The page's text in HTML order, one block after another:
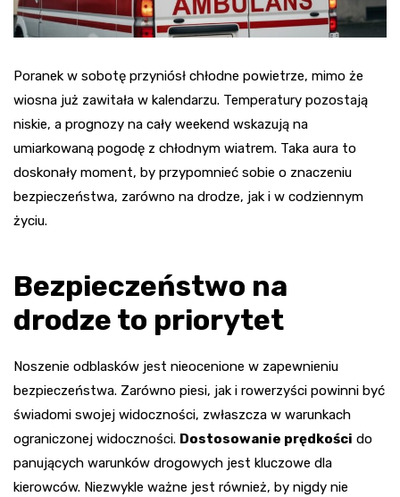
Poranek w sobotę przyniósł chłodne powietrze, mimo że
wiosna już zawitała w kalendarzu. Temperatury pozostają
niskie, a prognozy na cały weekend wskazują na
umiarkowaną pogodę z chłodnym wiatrem. Taka aura to
doskonały moment, by przypomnieć sobie o znaczeniu
bezpieczeństwa, zarówno na drodze, jak i w codziennym
życiu.
Bezpieczeństwo na
drodze to priorytet
Noszenie odblasków jest nieocenione w zapewnieniu
bezpieczeństwa. Zarówno piesi, jak i rowerzyści powinni być
świadomi swojej widoczności, zwłaszcza w warunkach
ograniczonej widoczności. Dostosowanie prędkości do
panujących warunków drogowych jest kluczowe dla
kierowców. Niezwykle ważne jest również, by nigdy nie